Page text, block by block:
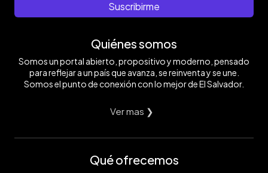
Suscribirme
Quiénes somos
Somos un portal abierto, propositivo y moderno, pensado
para reflejar a un país que avanza, se reinventa y se une.
Somos el punto de conexión con lo mejor de El Salvador.
Ver mas ❯
Qué ofrecemos